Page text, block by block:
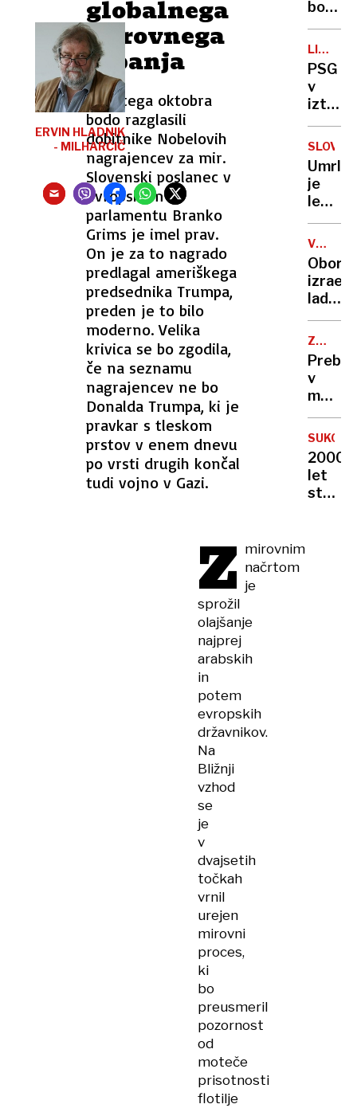
globalnega
mirovnega
gibanja
Desetega oktobra
bodo razglasili
dobitnike Nobelovih
nagrajencev za mir.
Slovenski poslanec v
evropskem
parlamentu Branko
Grims je imel prav.
On je za to nagrado
predlagal ameriškega
predsednika Trumpa,
preden je to bilo
moderno. Velika
krivica se bo zgodila,
če na seznamu
nagrajencev ne bo
Donalda Trumpa, ki je
pravkar s tleskom
prstov v enem dnevu
po vrsti drugih končal
tudi vojno v Gazi.
ERVIN HLADNIK
- MILHARČIČ
Z mirovnim
načrtom
je
sprožil
olajšanje
najprej
arabskih
in
potem
evropskih
državnikov.
Na
Bližnji
vzhod
se
je
v
dvajsetih
točkah
vrnil
urejen
mirovni
proces,
ki
bo
preusmeril
pozornost
od
moteče
prisotnosti
flotilje
bo
največ,
Jevšku
se
bo
LIGA
PSG
v
izteku
boljši
od
City
le s
točko
iz
SLOVO
Umrla
je
Jane
VOJNA
V
GAZI
ladje
flotiljo
s
za
Gazo
Preboj
v
iz
kožnih
celic
jajčeca
2000
let
stara